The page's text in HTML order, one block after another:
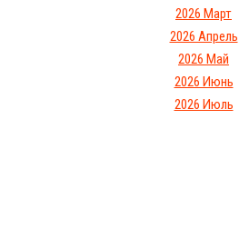
2026 Март
2026 Апрель
2026 Май
2026 Июнь
2026 Июль